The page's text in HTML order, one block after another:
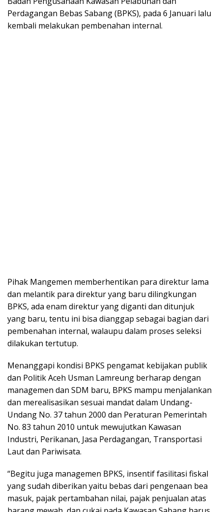
Perdagangan Bebas Sabang (BPKS), pada 6 Januari lalu
kembali melakukan pembenahan internal.
Pihak Mangemen memberhentikan para direktur lama
dan melantik para direktur yang baru dilingkungan
BPKS, ada enam direktur yang diganti dan ditunjuk
yang baru, tentu ini bisa dianggap sebagai bagian dari
pembenahan internal, walaupu dalam proses seleksi
dilakukan tertutup.
Menanggapi kondisi BPKS pengamat kebijakan publik
dan Politik Aceh Usman Lamreung berharap dengan
managemen dan SDM baru, BPKS mampu menjalankan
dan merealisasikan sesuai mandat dalam Undang-
Undang No. 37 tahun 2000 dan Peraturan Pemerintah
No. 83 tahun 2010 untuk mewujutkan Kawasan
Industri, Perikanan, Jasa Perdagangan, Transportasi
Laut dan Pariwisata.
“Begitu juga managemen BPKS, insentif fasilitasi fiskal
yang sudah diberikan yaitu bebas dari pengenaan bea
masuk, pajak pertambahan nilai, pajak penjualan atas